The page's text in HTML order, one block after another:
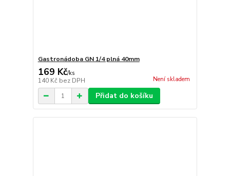
Gastronádoba GN 1/4 plná 40mm
169 Kč/ks
140 Kč bez DPH Není skladem
Přidat do košíku